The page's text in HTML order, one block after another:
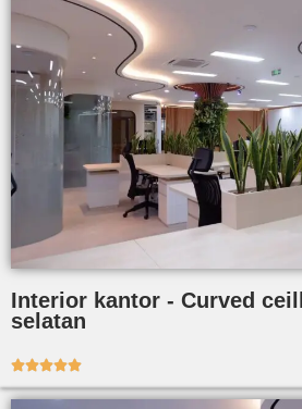
Interior kantor - Curved
selatan
